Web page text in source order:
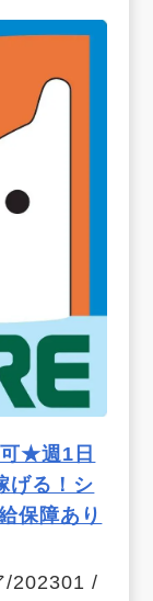
可★週1日
げる！シ
保障あり
/202301 /